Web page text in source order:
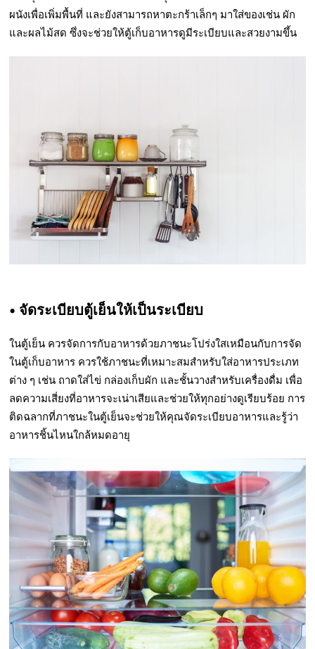
ผนังเพื่อเพิ่มพื้นที่ และยังสามารถหาตะกร้าเล็กๆ มาใส่ของเช่น ผัก
และผลไม้สด ซึ่งจะช่วยให้ตู้เก็บอาหารดูมีระเบียบและสวยงามขึ้น
• จัดระเบียบตู้เย็นให้เป็นระเบียบ
ในตู้เย็น ควรจัดการกับอาหารด้วยภาชนะโปร่งใสเหมือนกับการจัด
ในตู้เก็บอาหาร ควรใช้ภาชนะที่เหมาะสมสำหรับใส่อาหารประเภท
ต่าง ๆ เช่น ถาดใส่ไข่ กล่องเก็บผัก และชั้นวางสำหรับเครื่องดื่ม เพื่อ
ลดความเสี่ยงที่อาหารจะเน่าเสียและช่วยให้ทุกอย่างดูเรียบร้อย การ
ติดฉลากที่ภาชนะในตู้เย็นจะช่วยให้คุณจัดระเบียบอาหารและรู้ว่า
อาหารชิ้นไหนใกล้หมดอายุ